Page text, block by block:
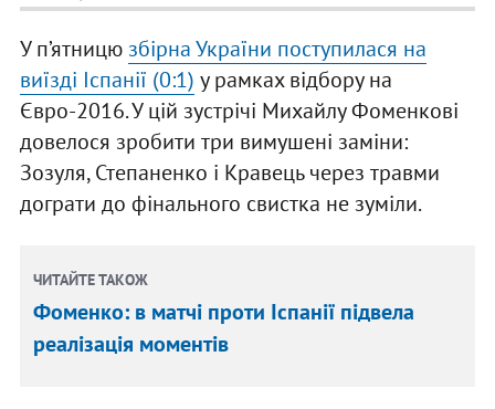
У п’ятницю збірна України поступилася на
виїзді Іспанії (0:1) у рамках відбору на
Євро-2016. У цій зустрічі Михайлу Фоменкові
довелося зробити три вимушені заміни:
Зозуля, Степаненко і Кравець через травми
дограти до фінального свистка не зуміли.
ЧИТАЙТЕ ТАКОЖ
Фоменко: в матчі проти Іспанії підвела
реалізація моментів